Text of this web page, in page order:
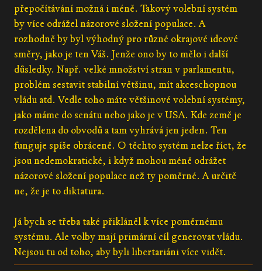
přepočítávání možná i méně. Takový volební systém
by více odrážel názorové složení populace. A
rozhodně by byl výhodný pro různé okrajové ideové
směry, jako je ten Váš. Jenže ono by to mělo i další
důsledky. Např. velké množství stran v parlamentu,
problém sestavit stabilní většinu, mít akceschopnou
vládu atd. Vedle toho máte většinové volební systémy,
jako máme do senátu nebo jako je v USA. Kde země je
rozdělena do obvodů a tam vyhrává jen jeden. Ten
funguje spíše obráceně. O těchto systém nelze říct, že
jsou nedemokratické, i když mohou méně odrážet
názorové složení populace než ty poměrné. A určitě
ne, že je to diktatura.
Já bych se třeba také přikláněl k více poměrnému
systému. Ale volby mají primární cíl generovat vládu.
Nejsou tu od toho, aby byli libertariáni více vidět.